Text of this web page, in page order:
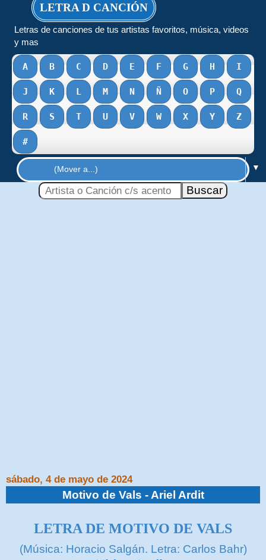
LETRA D CANCIÓN
Letras de canciones de tus artistas favoritos, música, videos
y mas
A B C D E F G H I
J K L M N Ñ O P Q
R S T U V W X Y Z
#
▼
sábado, 4 de mayo de 2024
Motivo de Vals - Ariel Ardit
LETRA DE MOTIVO DE VALS
(Música: Horacio Salgán. Letra: Carlos Bahr)